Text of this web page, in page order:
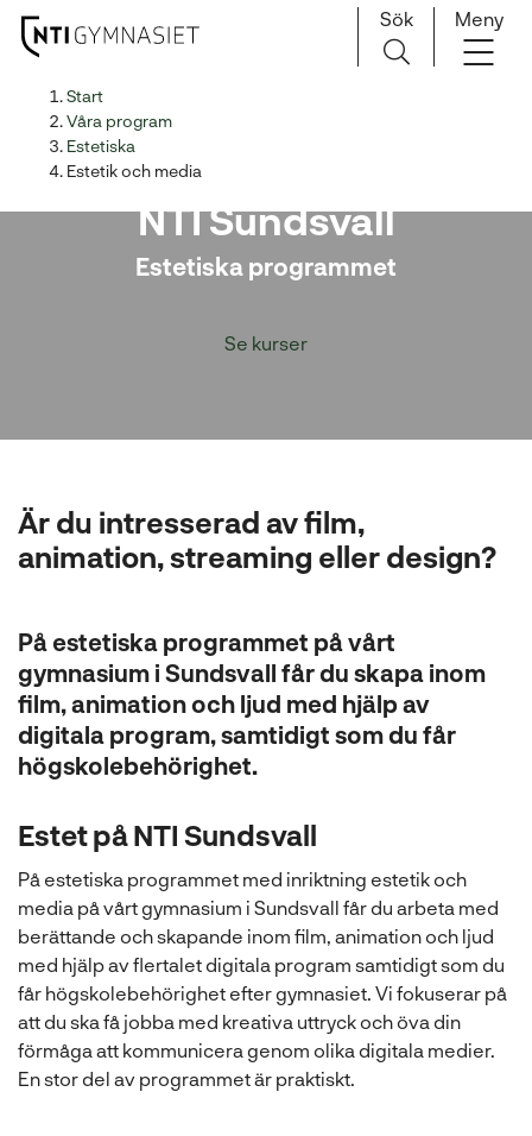
Huvudnavigation
Sök Meny
Start
Våra program
Estetiska
Estetik och media
Estetik och media på
NTI Sundsvall
Estetiska programmet
Se kurser
Är du intresserad av film,
animation, streaming eller design?
På estetiska programmet på vårt
gymnasium i Sundsvall får du skapa inom
film, animation och ljud med hjälp av
digitala program, samtidigt som du får
högskolebehörighet.
Estet på NTI Sundsvall
På estetiska programmet med inriktning estetik och
media på vårt gymnasium i Sundsvall får du arbeta med
berättande och skapande inom film, animation och ljud
med hjälp av flertalet digitala program samtidigt som du
får högskolebehörighet efter gymnasiet. Vi fokuserar på
att du ska få jobba med kreativa uttryck och öva din
förmåga att kommunicera genom olika digitala medier.
En stor del av programmet är praktiskt.